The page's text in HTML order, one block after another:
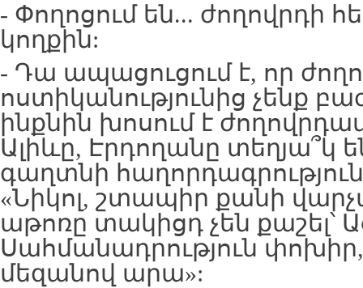
- Փողոցում են... ժողովրդի
կողքին:
- Դա ապացուցում է, որ
ոստիկանությունից չենք
ինքնին խոսում է
Ալիևը, Էրդողանը տեղյա՞կ
գաղտնի
«Նիկոլ, շտապիր քանի
աթոռը տակիցդ չեն քաշել՝
Սահմանադրություն
մեզանով արա»: